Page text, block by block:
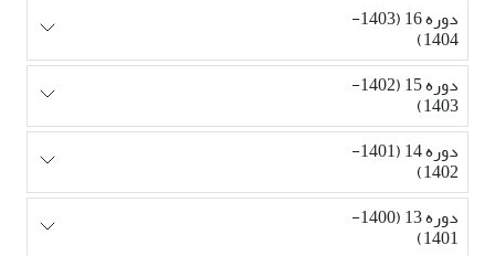
دوره 16 (1403-
1404)
دوره 15 (1402-
1403)
دوره 14 (1401-
1402)
دوره 13 (1400-
1401)